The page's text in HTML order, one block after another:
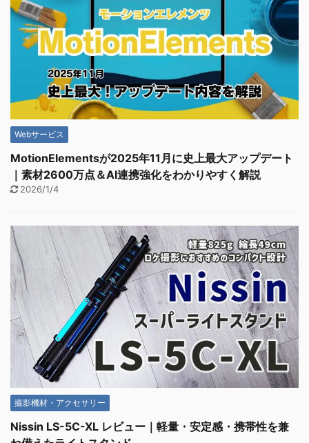
Webサービス
MotionElementsが2025年11月に史上最大アップデート
｜素材2600万点＆AI連携強化をわかりやすく解説
2026/1/4
撮影機材・アクセサリー
Nissin LS-5C-XL レビュー｜軽量・安定感・携帯性を兼